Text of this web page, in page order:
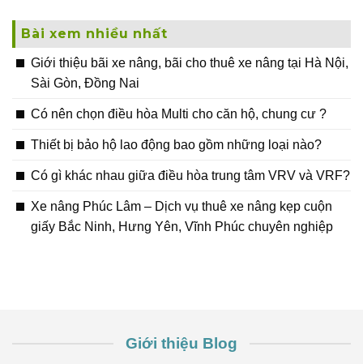
Bài xem nhiều nhất
Giới thiệu bãi xe nâng, bãi cho thuê xe nâng tại Hà Nội,
Sài Gòn, Đồng Nai
Có nên chọn điều hòa Multi cho căn hộ, chung cư ?
Thiết bị bảo hộ lao động bao gồm những loại nào?
Có gì khác nhau giữa điều hòa trung tâm VRV và VRF?
Xe nâng Phúc Lâm – Dịch vụ thuê xe nâng kẹp cuộn
giấy Bắc Ninh, Hưng Yên, Vĩnh Phúc chuyên nghiệp
Giới thiệu Blog